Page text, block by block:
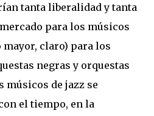
tanta liberalidad y tanta
para los músicos
claro) para los
negras y orquestas
músicos de jazz se
el tiempo, en la